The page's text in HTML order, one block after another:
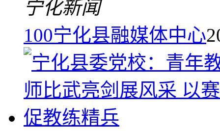
宁化新闻
100宁化县融媒体中心